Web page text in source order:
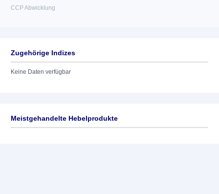
CCP Abwicklung
Zugehörige Indizes
Keine Daten verfügbar
Meistgehandelte Hebelprodukte